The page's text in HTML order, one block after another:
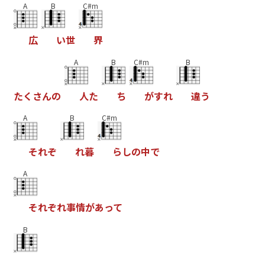
A
広
B
い世
C#m
界
たく さんの
A
人た
B
ち
C#m
がすれ
B
違う
A
それぞ
B
れ暮
C#m
ら しの中で
A
それぞれ事情があって
B